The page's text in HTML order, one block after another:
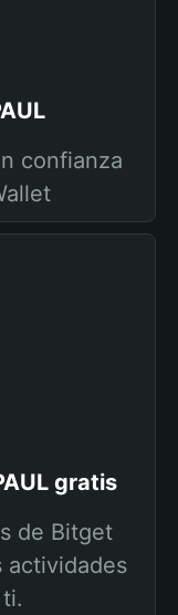
confianza
gratis
de Bitget
actividades